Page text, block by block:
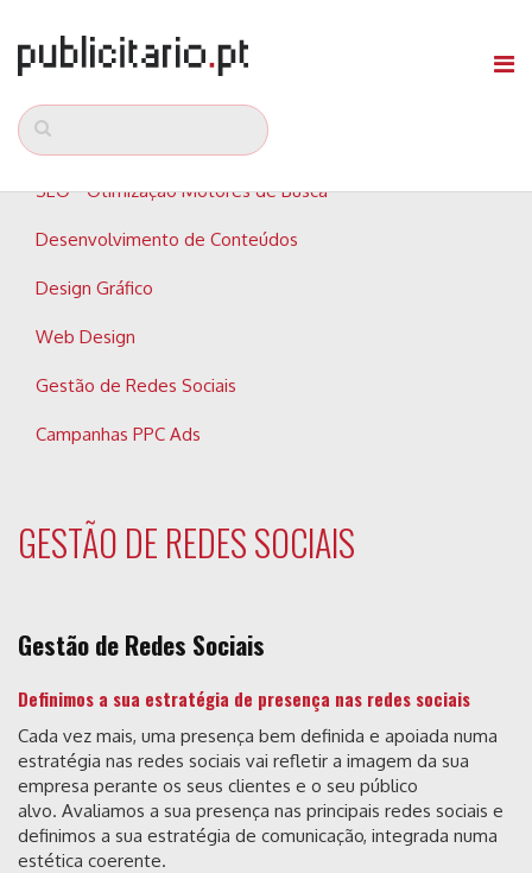
SEO - Otimização Motores de Busca
Desenvolvimento de Conteúdos
Design Gráfico
Web Design
Gestão de Redes Sociais
Campanhas PPC Ads
GESTÃO DE REDES SOCIAIS
Gestão de Redes Sociais
Definimos a sua estratégia de presença nas redes sociais
Cada vez mais, uma presença bem definida e apoiada numa
estratégia nas redes sociais vai refletir a imagem da sua
empresa perante os seus clientes e o seu público
alvo. Avaliamos a sua presença nas principais redes sociais e
definimos a sua estratégia de comunicação, integrada numa
estética coerente.